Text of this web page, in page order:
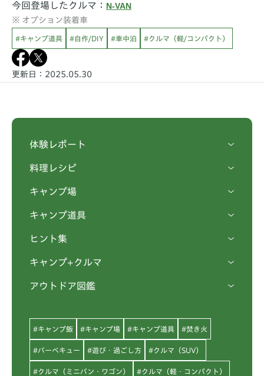
今回登場したクルマ： N-VAN
オプション装着車
#キャンプ道具 #自作/DIY #車中泊 #クルマ（軽/コンパクト）
更新日：2025.05.30
体験レポート
料理レシピ
キャンプ場
キャンプ道具
ヒント集
キャンプ+クルマ
アウトドア図鑑
#キャンプ飯 #キャンプ場 #キャンプ道具 #焚き火
#バーベキュー #遊び・過ごし方 #クルマ（SUV）
#クルマ（ミニバン・ワゴン） #クルマ（軽・コンパクト）